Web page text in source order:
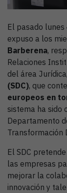
El pasado
expuso a los
Barberena,
Relaciones
del área
(SDC), que
europeos en
sistema ha sido
Departamento
Transformación
El SDC
las empresas
mejorar la
innovación y